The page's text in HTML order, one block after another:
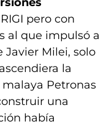
pero con
al que impulsó a
Milei, solo
la
Petronas
una
había